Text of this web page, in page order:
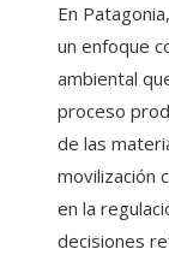
En
un enfoque
ambiental
proceso
de las
movilización
en la
decisiones